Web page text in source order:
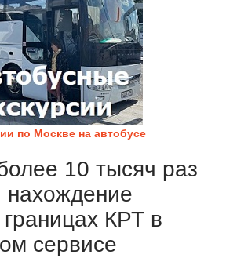
по Москве на автобусе
10 тысяч раз
нахождение
границах КРТ в
сервисе